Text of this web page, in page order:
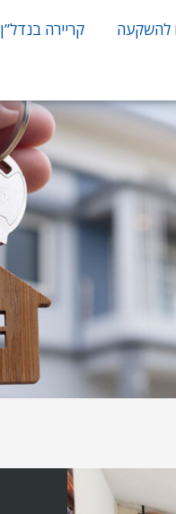
להשקעה קריירה בנדל”ן